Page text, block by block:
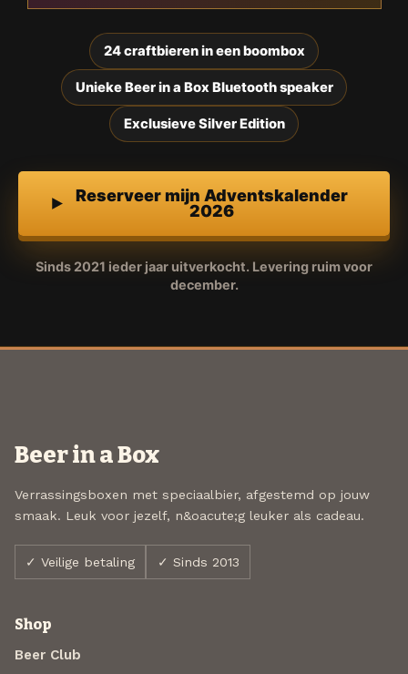
24 craftbieren in een boombox
Unieke Beer in a Box Bluetooth speaker
Exclusieve Silver Edition
Reserveer mijn Adventskalender
2026
Sinds 2021 ieder jaar uitverkocht. Levering ruim voor
december.
Beer in a Box
Verrassingsboxen met speciaalbier, afgestemd op jouw
smaak. Leuk voor jezelf, n&oacute;g leuker als cadeau.
✓ Veilige betaling ✓ Sinds 2013
Shop
Beer Club